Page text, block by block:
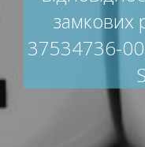
замкових
37534736-